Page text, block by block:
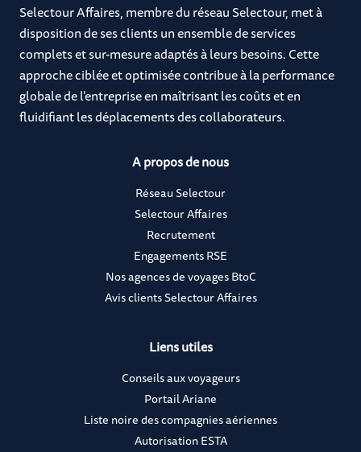
Selectour Affaires, membre du réseau Selectour, met à
disposition de ses clients un ensemble de services
complets et sur-mesure adaptés à leurs besoins. Cette
approche ciblée et optimisée contribue à la performance
globale de l’entreprise en maîtrisant les coûts et en
fluidifiant les déplacements des collaborateurs.
A propos de nous
Réseau Selectour
Selectour Affaires
Recrutement
Engagements RSE
Nos agences de voyages BtoC
Avis clients Selectour Affaires
Liens utiles
Conseils aux voyageurs
Portail Ariane
Liste noire des compagnies aériennes
Autorisation ESTA